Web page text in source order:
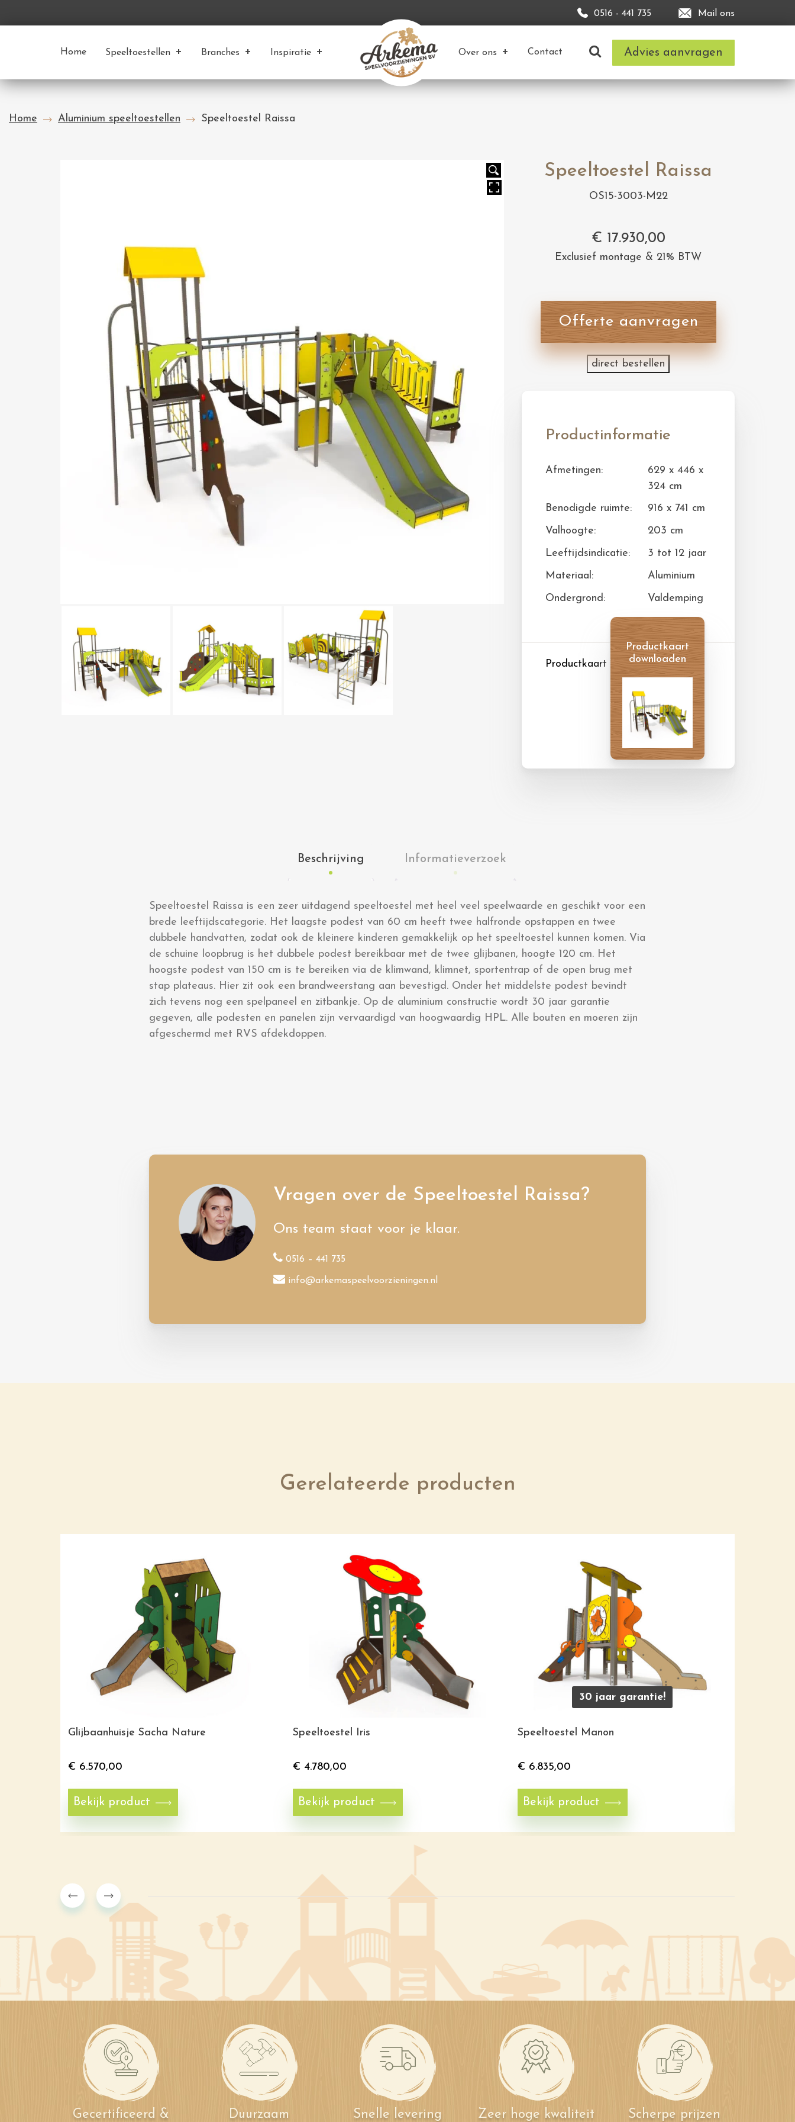
0516 - 441 735 Mail ons
Home Speeltoestellen Branches Inspiratie Over ons Contact Advies aanvragen
Home Aluminium speeltoestellen Speeltoestel Raissa
Speeltoestel Raissa
OS15-3003-M22
€ 17.930,00
Exclusief montage & 21% BTW
Offerte aanvragen
direct bestellen
Productinformatie
Afmetingen:
629 x 446 x
324 cm
Benodigde ruimte:
916 x 741 cm
Valhoogte:
203 cm
Leeftijdsindicatie:
3 tot 12 jaar
Materiaal:
Aluminium
Ondergrond:
Valdemping
Productkaart
Productkaart
downloaden
Beschrijving Informatieverzoek
Speeltoestel Raissa is een zeer uitdagend speeltoestel met heel veel speelwaarde en geschikt voor een
brede leeftijdscategorie. Het laagste podest van 60 cm heeft twee halfronde opstappen en twee
dubbele handvatten, zodat ook de kleinere kinderen gemakkelijk op het speeltoestel kunnen komen. Via
de schuine loopbrug is het dubbele podest bereikbaar met de twee glijbanen, hoogte 120 cm. Het
hoogste podest van 150 cm is te bereiken via de klimwand, klimnet, sportentrap of de open brug met
stap plateaus. Hier zit ook een brandweerstang aan bevestigd. Onder het middelste podest bevindt
zich tevens nog een spelpaneel en zitbankje. Op de aluminium constructie wordt 30 jaar garantie
gegeven, alle podesten en panelen zijn vervaardigd van hoogwaardig HPL. Alle bouten en moeren zijn
afgeschermd met RVS afdekdoppen.
Vragen over de Speeltoestel Raissa?
Ons team staat voor je klaar.
0516 – 441 735
info@arkemaspeelvoorzieningen.nl
Gerelateerde producten
Glijbaanhuisje Sacha Nature
€ 6.570,00
Bekijk product
Speeltoestel Iris
€ 4.780,00
Bekijk product
30 jaar garantie!
Speeltoestel Manon
€ 6.835,00
Bekijk product
Gecertificeerd & Duurzaam Snelle levering Zeer hoge kwaliteit Scherpe prijzen